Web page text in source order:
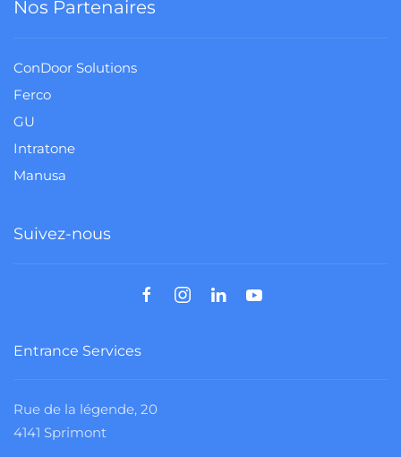
Nos Partenaires
ConDoor Solutions
Ferco
GU
Intratone
Manusa
Suivez-nous
Entrance Services
Rue de la légende, 20
4141 Sprimont